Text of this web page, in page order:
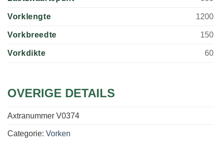
Vorklengte 1200
Vorkbreedte 150
Vorkdikte 60
OVERIGE DETAILS
Axtranummer V0374
Categorie: Vorken